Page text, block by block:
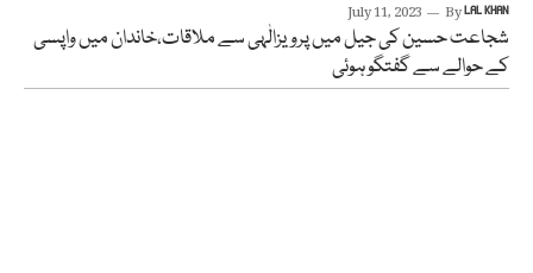
July 11, 2023 ByLAL KHAN
شجاعت حسین کی جیل میں پرویزالٰہی سے ملاقات،خاندان میں واپسی
کے حوالے سے گفتگو ہوئی